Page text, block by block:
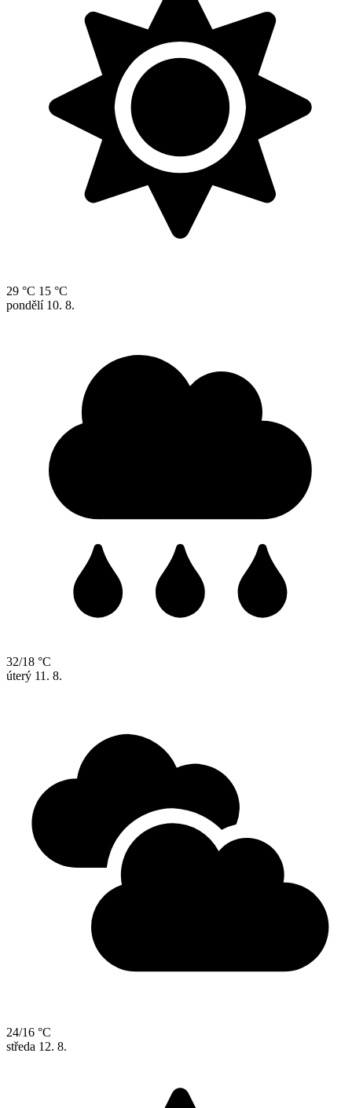
29 °C 15 °C
pondělí 10. 8.
32/18 °C
úterý 11. 8.
24/16 °C
středa 12. 8.